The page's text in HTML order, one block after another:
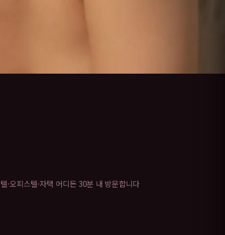
·오피스텔·자택 어디든 30분 내 방문합니다